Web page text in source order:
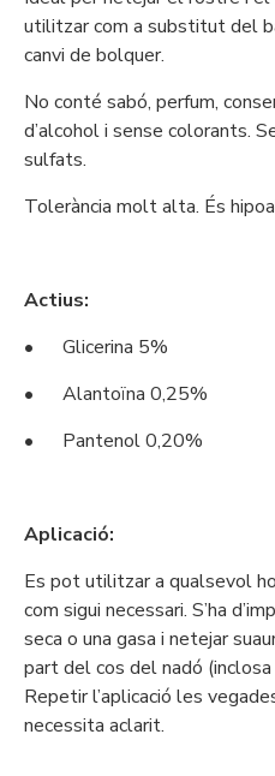
utilitzar com a substitut del
canvi de bolquer.
No conté sabó, perfum,
d’alcohol i sense colorants.
sulfats.
Tolerància molt alta. És
Actius:
•
Glicerina 5%
•
Alantoïna 0,25%
•
Pantenol 0,20%
Aplicació:
Es pot utilitzar a qualsevol
com sigui necessari. S’ha
seca o una gasa i netejar
part del cos del nadó
Repetir l’aplicació les
necessita aclarit.